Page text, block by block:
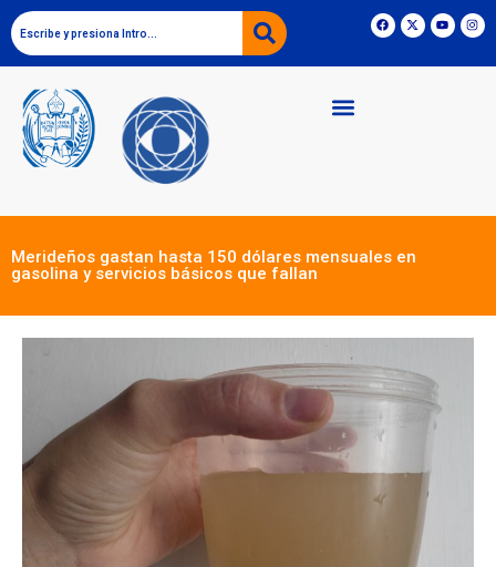
Merideños gastan hasta 150 dólares mensuales en
gasolina y servicios básicos que fallan